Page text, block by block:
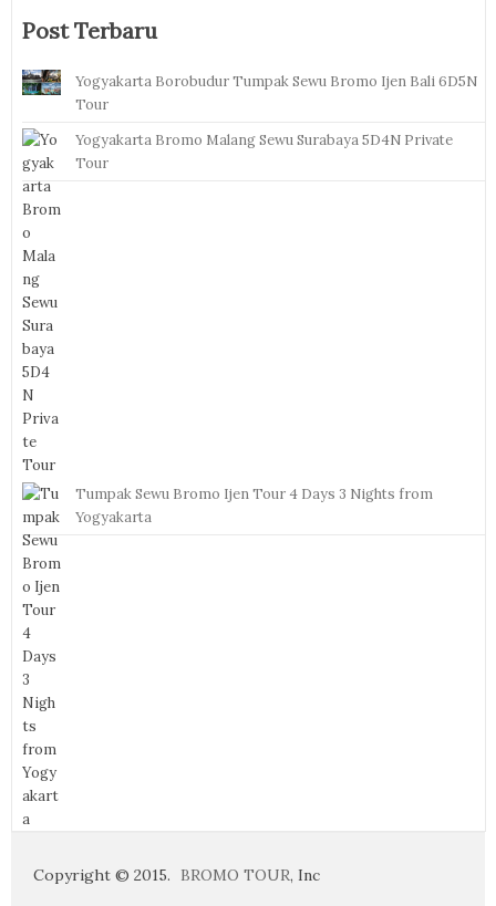
Post Terbaru
Yogyakarta Borobudur Tumpak Sewu Bromo Ijen Bali 6D5N
Tour
Yogyakarta Bromo Malang Sewu Surabaya 5D4N Private
Tour
Tumpak Sewu Bromo Ijen Tour 4 Days 3 Nights from
Yogyakarta
Copyright © 2015. BROMO TOUR, Inc